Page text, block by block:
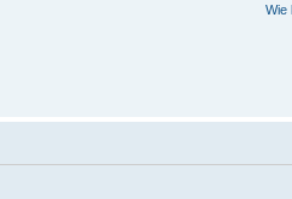
Wie